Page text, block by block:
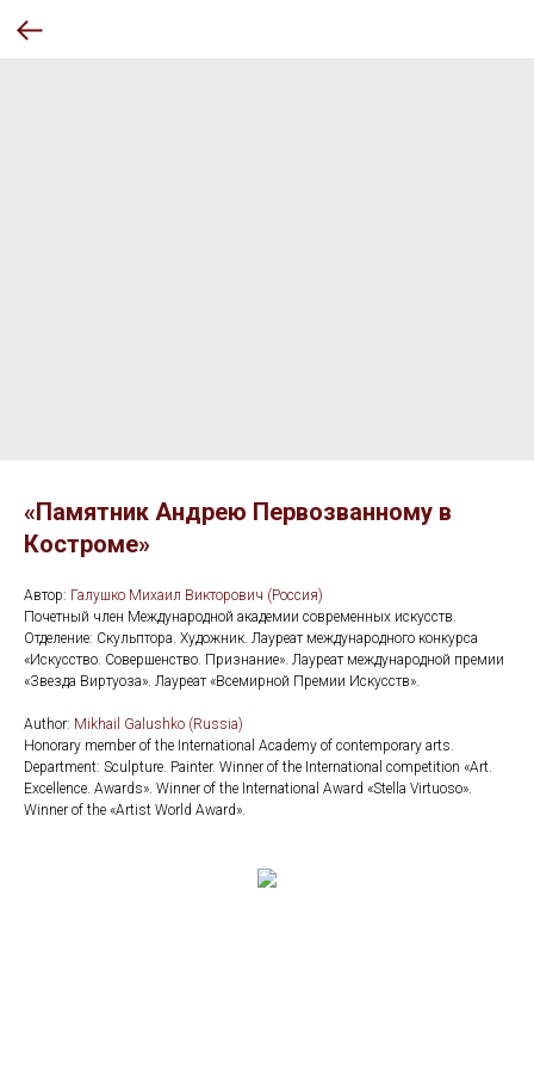
«Памятник Андрею Первозванному в
Костроме»
Автор: Галушко Михаил Викторович (Россия)
Почетный член Международной академии современных искусств.
Отделение: Скульптора. Художник. Лауреат международного конкурса
«Искусство. Совершенство. Признание». Лауреат международной премии
«Звезда Виртуоза». Лауреат «Всемирной Премии Искусств».
Author: Mikhail Galushko (Russia)
Honorary member of the International Academy of contemporary arts.
Department: Sculpture. Painter. Winner of the International competition «Art.
Excellence. Awards». Winner of the International Award «Stella Virtuoso».
Winner of the «Artist World Award».